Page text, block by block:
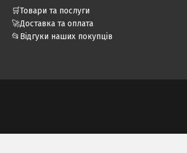
🛒Товари та послуги
🚀Доставка та оплата
📂Відгуки наших покупців